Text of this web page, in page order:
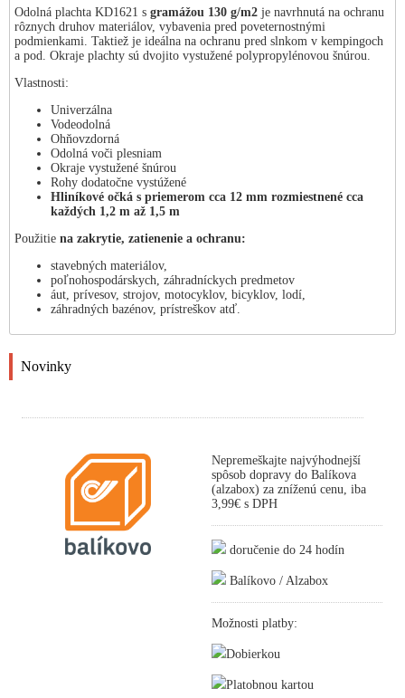
Odolná plachta KD1621 s gramážou 130 g/m2 je navrhnutá na ochranu
rôznych druhov materiálov, vybavenia pred poveternostnými
podmienkami. Taktiež je ideálna na ochranu pred slnkom v kempingoch
a pod. Okraje plachty sú dvojito vystužené polypropylénovou šnúrou.
Vlastnosti:
Univerzálna
Vodeodolná
Ohňovzdorná
Odolná voči plesniam
Okraje vystužené šnúrou
Rohy dodatočne vystúžené
Hliníkové očká s priemerom cca 12 mm rozmiestnené cca
každých 1,2 m až 1,5 m
Použitie na zakrytie, zatienenie a ochranu:
stavebných materiálov,
poľnohospodárskych, záhradníckych predmetov
áut, prívesov, strojov, motocyklov, bicyklov, lodí,
záhradných bazénov, prístreškov atď.
Novinky
Nepremeškajte najvýhodnejší
spôsob dopravy do Balíkova
(alzabox) za zníženú cenu, iba
3,99€ s DPH
doručenie do 24 hodín
Balíkovo / Alzabox
Možnosti platby:
Dobierkou
Platobnou kartou